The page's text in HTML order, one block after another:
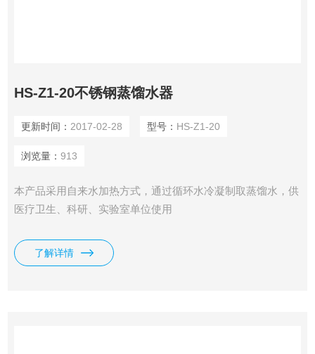
HS-Z1-20不锈钢蒸馏水器
更新时间： 2017-02-28 型号： HS-Z1-20
浏览量： 913
本产品采用自来水加热方式，通过循环水冷凝制取蒸馏水，供
医疗卫生、科研、实验室单位使用
了解详情